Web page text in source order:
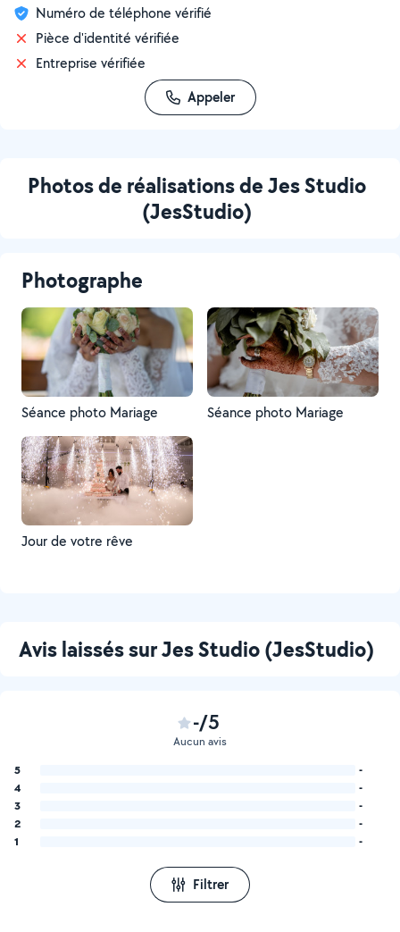
Numéro de téléphone vérifié
Pièce d'identité vérifiée
Entreprise vérifiée
Appeler
Photos de réalisations de Jes Studio
(JesStudio)
Photographe
Séance photo Mariage Séance photo Mariage
Jour de votre rêve
Avis laissés sur Jes Studio (JesStudio)
-/5
Aucun avis
5
-
4
-
3
-
2
-
1
-
Filtrer